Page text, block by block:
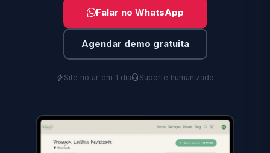
Falar no WhatsApp
Agendar demo gratuita
Site no ar em 1 dia Suporte humanizado